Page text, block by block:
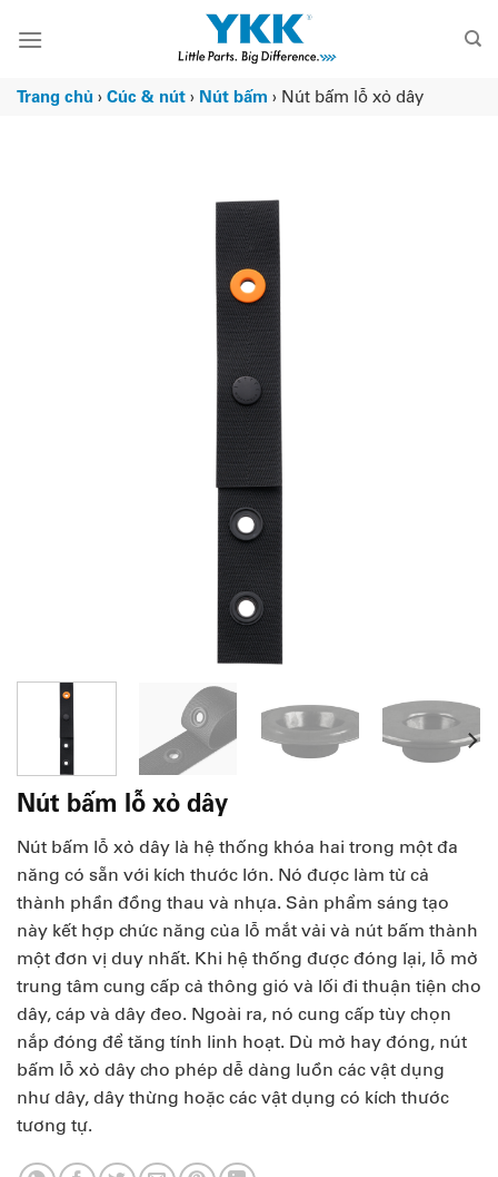
đến
dung
Trang chủ › Cúc & nút› Nút bấm › Nút bấm lỗ xỏ dây
Nút bấm lỗ xỏ dây
Nút bấm lỗ xỏ dây là hệ thống khóa hai trong một đa
năng có sẵn với kích thước lớn. Nó được làm từ cả
thành phần đồng thau và nhựa. Sản phẩm sáng tạo
này kết hợp chức năng của lỗ mắt vải và nút bấm thành
một đơn vị duy nhất. Khi hệ thống được đóng lại, lỗ mở
trung tâm cung cấp cả thông gió và lối đi thuận tiện cho
dây, cáp và dây đeo. Ngoài ra, nó cung cấp tùy chọn
nắp đóng để tăng tính linh hoạt. Dù mở hay đóng, nút
bấm lỗ xỏ dây cho phép dễ dàng luồn các vật dụng
như dây, dây thừng hoặc các vật dụng có kích thước
tương tự.